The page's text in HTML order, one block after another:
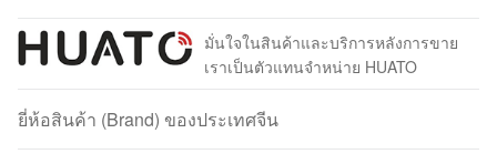
มั่นใจในสินค้าและบริการหลังการขาย
เราเป็นตัวแทนจำหน่าย HUATO
ยี่ห้อสินค้า (Brand) ของประเทศจีน